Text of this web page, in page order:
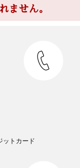
ません。
ットカード